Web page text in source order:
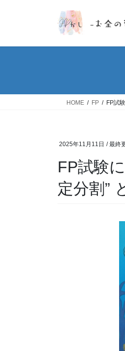
HOME FP FP試
2025年11月11日 / 最終
FP試験
定分割”